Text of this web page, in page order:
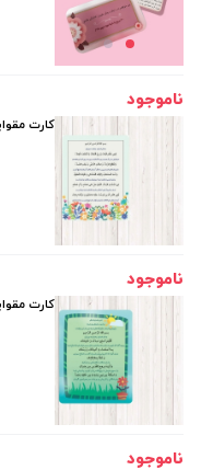
ناموجود
کارت
ناموجود
کارت
ناموجود